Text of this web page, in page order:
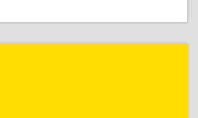
край, Хабаровск г,